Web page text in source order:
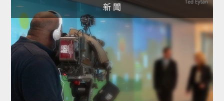
新 聞